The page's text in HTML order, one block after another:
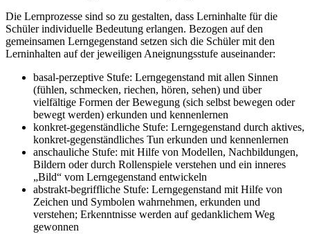
Die Lernprozesse sind so zu gestalten, dass Lerninhalte für die
Schüler individuelle Bedeutung erlangen. Bezogen auf den
gemeinsamen Lerngegenstand setzen sich die Schüler mit den
Lerninhalten auf der jeweiligen Aneignungsstufe auseinander:
basal-perzeptive Stufe: Lerngegenstand mit allen Sinnen
(fühlen, schmecken, riechen, hören, sehen) und über
vielfältige Formen der Bewegung (sich selbst bewegen oder
bewegt werden) erkunden und kennenlernen
konkret-gegenständliche Stufe: Lerngegenstand durch aktives,
konkret-gegenständliches Tun erkunden und kennenlernen
anschauliche Stufe: mit Hilfe von Modellen, Nachbildungen,
Bildern oder durch Rollenspiele verstehen und ein inneres
„Bild“ vom Lerngegenstand entwickeln
abstrakt-begriffliche Stufe: Lerngegenstand mit Hilfe von
Zeichen und Symbolen wahrnehmen, erkunden und
verstehen; Erkenntnisse werden auf gedanklichem Weg
gewonnen